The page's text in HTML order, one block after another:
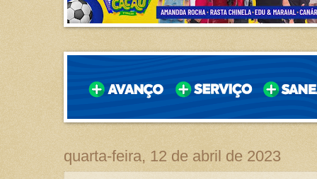
quarta-feira, 12 de abril de 2023